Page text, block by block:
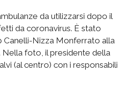
da utilizzarsi dopo il
da coronavirus. È stato
Canelli-Nizza Monferrato alla
Nella foto, il presidente della
(al centro) con i responsabili